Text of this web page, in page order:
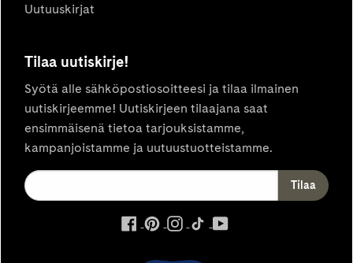
Uutuuskirjat
Tilaa uutiskirje!
Syötä alle sähköpostiosoitteesi ja tilaa ilmainen
uutiskirjeemme! Uutiskirjeen tilaajana saat
ensimmäisenä tietoa tarjouksistamme,
kampanjoistamme ja uutuustuotteistamme.
ulkoinen
avautuu
ulkoinen
avautuu
ulkoinen
avautuu
ulkoinen